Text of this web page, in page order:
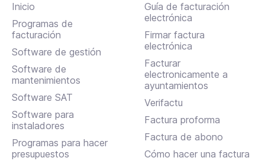
Inicio
Programas de
facturación
Software de gestión
Software de
mantenimientos
Software SAT
Software para
instaladores
Programas para hacer
presupuestos
Guía de facturación
electrónica
Firmar factura
electrónica
Facturar
electronicamente a
ayuntamientos
Verifactu
Factura proforma
Factura de abono
Cómo hacer una factura